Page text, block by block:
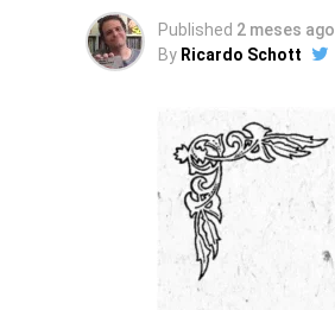
Published 2 meses ago
By Ricardo Schott